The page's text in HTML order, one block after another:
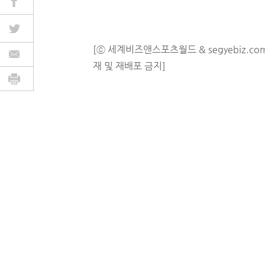
[ⓒ 세계비즈앤스포츠월드 &
재 및 재배포 금지]